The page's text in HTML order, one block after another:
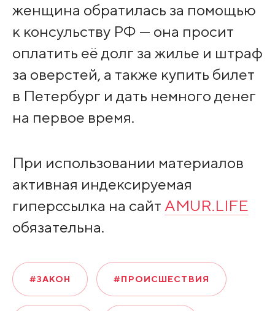
женщина обратилась за помощью
к консульству РФ — она просит
оплатить её долг за жилье и штраф
за оверстей, а также купить билет
в Петербург и дать немного денег
на первое время.
При использовании материалов
активная индексируемая
гиперссылка на сайт AMUR.LIFE
обязательна.
#ЗАКОН #ПРОИСШЕСТВИЯ